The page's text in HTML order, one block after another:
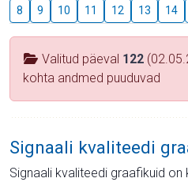
8 9 10 11 12 13 14
Valitud päeval 122
kohta andmed puuduvad
Signaali kvaliteedi
Signaali kvaliteedi graafikuid